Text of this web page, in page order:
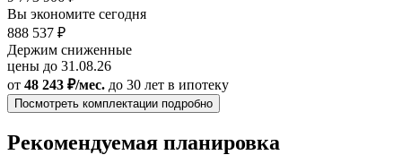
Вы экономите сегодня
888 537 ₽
Держим сниженные
цены до 31.08.26
от 48 243 ₽/мес. до 30 лет в ипотеку
Посмотреть комплектации подробно
Рекомендуемая планировка